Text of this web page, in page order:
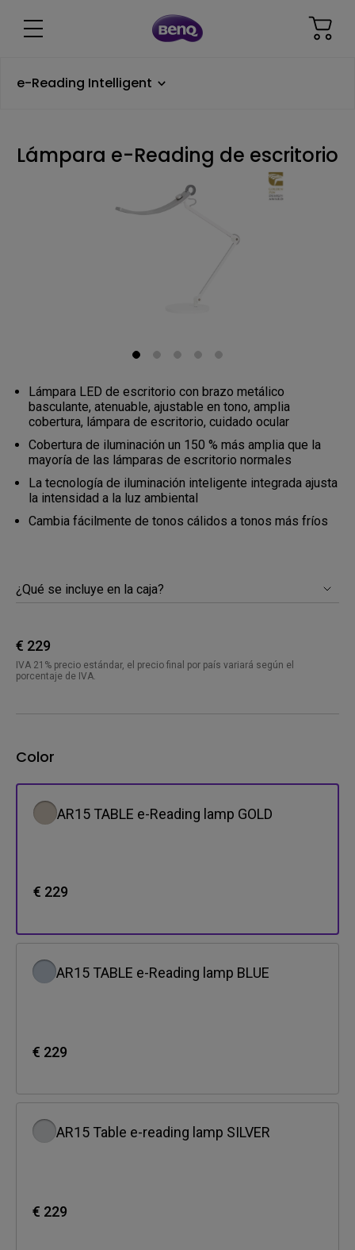
e-Reading Intelligent
Lámpara e-Reading de escritorio
Lámpara LED de escritorio con brazo metálico
basculante, atenuable, ajustable en tono, amplia
cobertura, lámpara de escritorio, cuidado ocular
Cobertura de iluminación un 150 % más amplia que la
mayoría de las lámparas de escritorio normales
La tecnología de iluminación inteligente integrada ajusta
la intensidad a la luz ambiental
Cambia fácilmente de tonos cálidos a tonos más fríos
¿Qué se incluye en la caja?
€ 229
IVA 21% precio estándar, el precio final por país variará según el
porcentaje de IVA.
Color
AR15 TABLE e-Reading lamp GOLD
€ 229
AR15 TABLE e-Reading lamp BLUE
€ 229
AR15 Table e-reading lamp SILVER
€ 229